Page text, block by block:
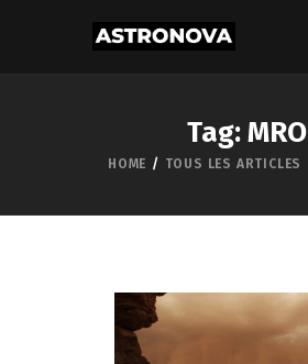
Tag: MRO
HOME TOUS LES ARTICLES